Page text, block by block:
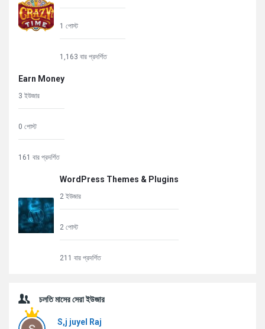
1 পোস্ট
1,163 বার প্রদর্শিত
Earn Money
3 ইউজার
0 পোস্ট
161 বার প্রদর্শিত
WordPress Themes & Plugins
2 ইউজার
2 পোস্ট
211 বার প্রদর্শিত
চলতি মাসের সেরা ইউজার
S,j juyel Raj